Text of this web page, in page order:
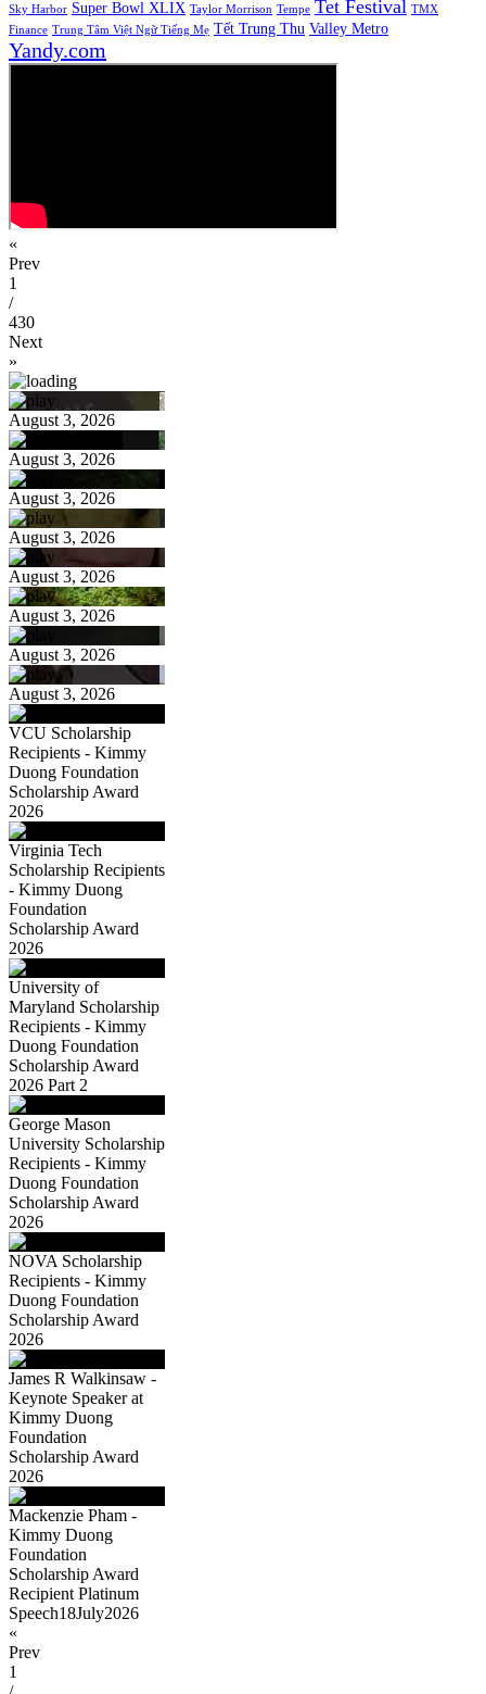
Sky Harbor Super Bowl XLIX Taylor Morrison Tempe Tet Festival TMX
Finance Trung Tâm Việt Ngữ Tiếng Mẹ Tết Trung Thu Valley Metro
Yandy.com
«
Prev
1
/
430
Next
»
August 3, 2026
August 3, 2026
August 3, 2026
August 3, 2026
August 3, 2026
August 3, 2026
August 3, 2026
August 3, 2026
VCU Scholarship
Recipients - Kimmy
Duong Foundation
Scholarship Award
2026
Virginia Tech
Scholarship Recipients
- Kimmy Duong
Foundation
Scholarship Award
2026
University of
Maryland Scholarship
Recipients - Kimmy
Duong Foundation
Scholarship Award
2026 Part 2
George Mason
University Scholarship
Recipients - Kimmy
Duong Foundation
Scholarship Award
2026
NOVA Scholarship
Recipients - Kimmy
Duong Foundation
Scholarship Award
2026
James R Walkinsaw -
Keynote Speaker at
Kimmy Duong
Foundation
Scholarship Award
2026
Mackenzie Pham -
Kimmy Duong
Foundation
Scholarship Award
Recipient Platinum
Speech18July2026
«
Prev
1